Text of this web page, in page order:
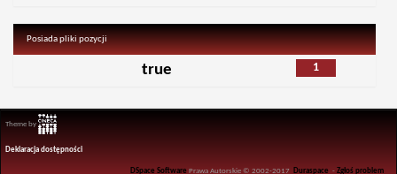
Posiada pliki pozycji
1
true
Theme by
Deklaracja dostępności
DSpace Software Prawa Autorskie © 2002-2017 Duraspace -Zgłoś problem